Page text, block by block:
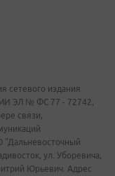
сетевого издания
ЭЛ № ФС 77 - 72742,
связи,
"Дальневосточный
ул. Уборевича,
Юрьевич. Адрес